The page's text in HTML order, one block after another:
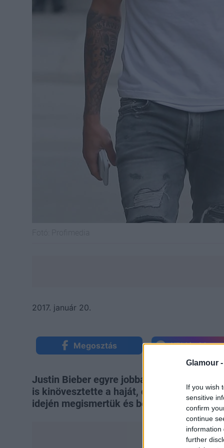
Glamour -
If you wish
sensitive
confirm
continue
information
further
2017. január 20.
Megosztás Küldés
Justin Bieber egyre jobban kezd úgy
is kinövesztette a haját, és lassan olyan
idején megismertük és belészerettünk.